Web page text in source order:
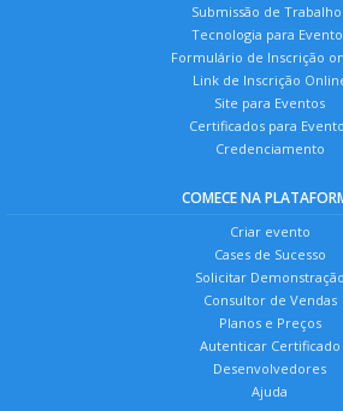
Submissão de
Tecnologia para
Formulário de Inscrição
Link de Inscrição
Site para Eventos
Certificados para
Credenciamento
COMECE NA
Criar evento
Cases de Sucesso
Solicitar Demonstração
Consultor de Vendas
Planos e Preços
Autenticar Certificado
Desenvolvedores
Ajuda